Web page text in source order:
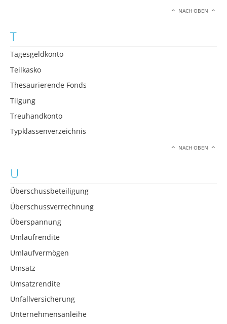
NACH OBEN
T
Tagesgeldkonto
Teilkasko
Thesaurierende Fonds
Tilgung
Treuhandkonto
Typklassenverzeichnis
NACH OBEN
U
Überschussbeteiligung
Überschussverrechnung
Überspannung
Umlaufrendite
Umlaufvermögen
Umsatz
Umsatzrendite
Unfallversicherung
Unternehmensanleihe